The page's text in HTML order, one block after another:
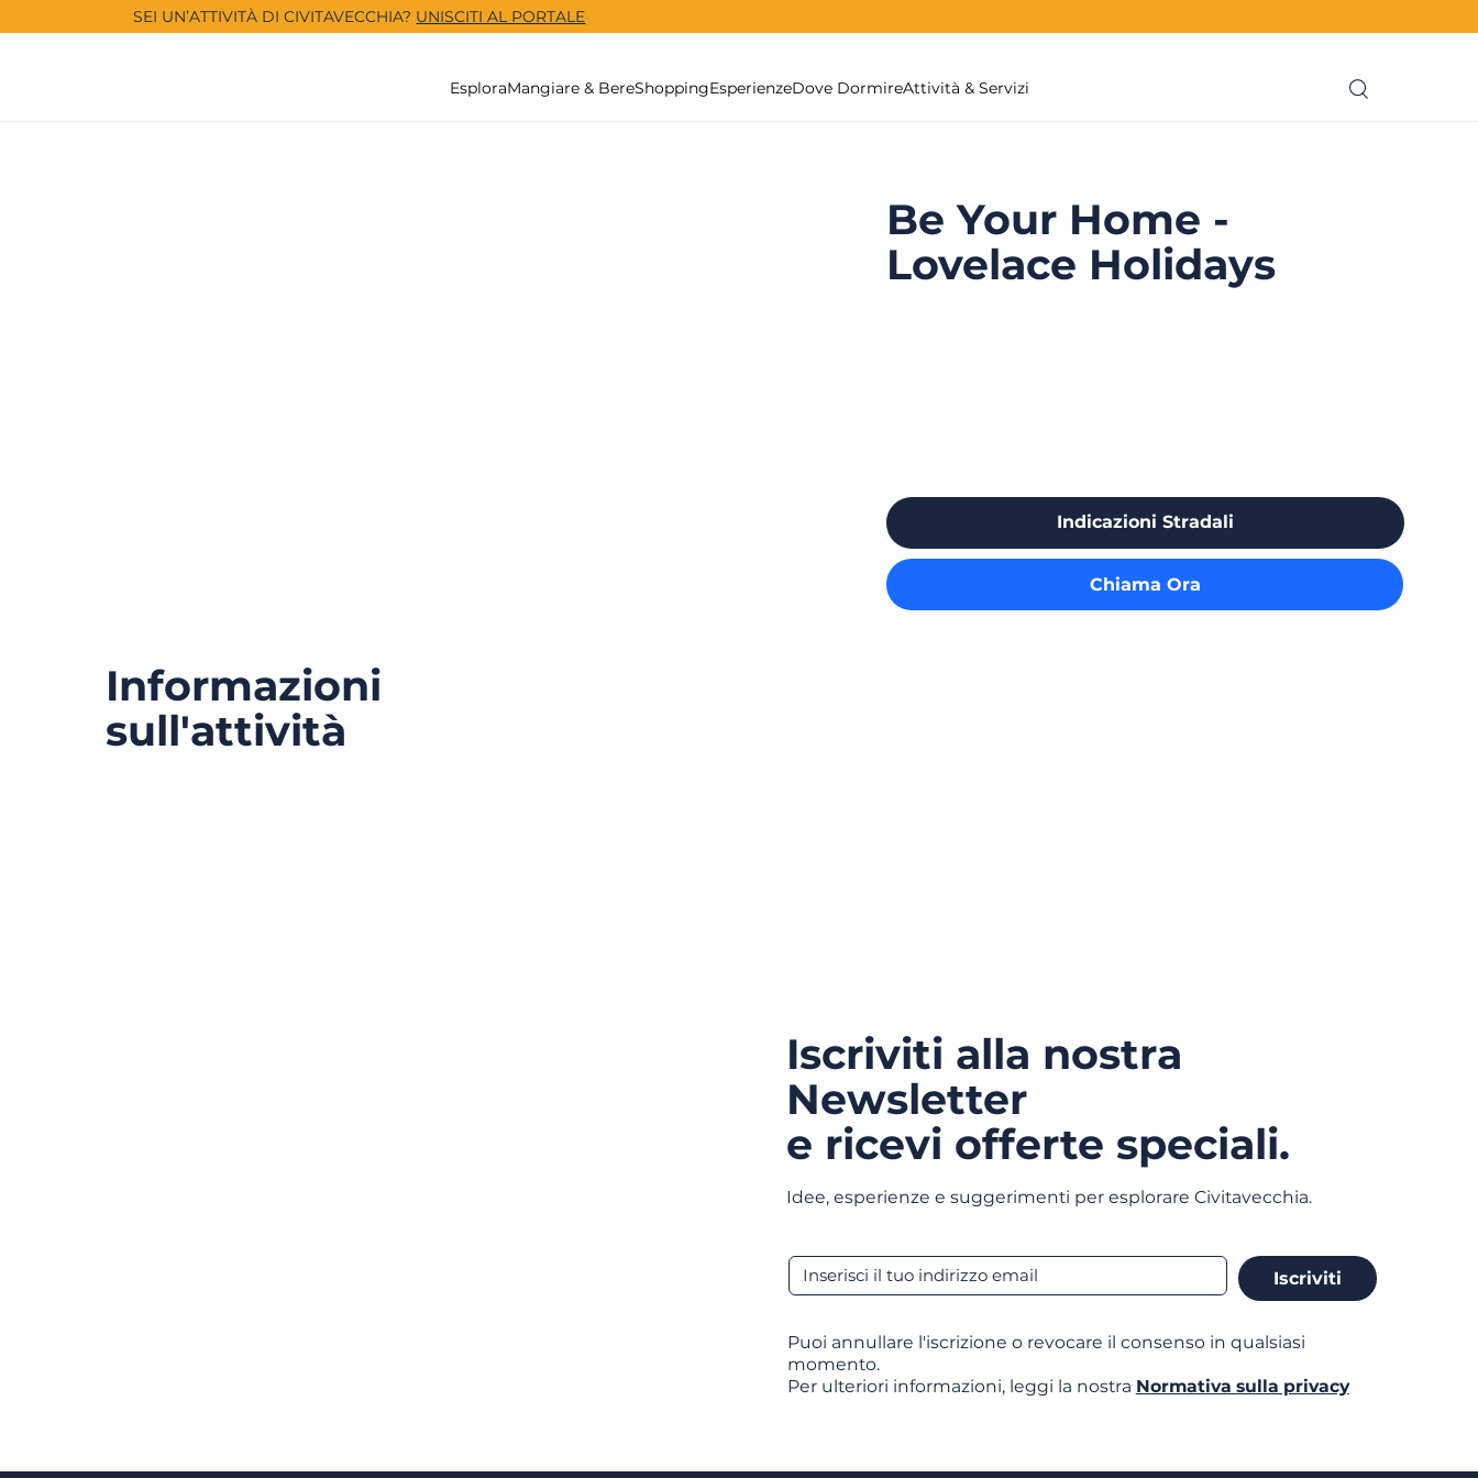
SEI UN’ATTIVITÀ DI CIVITAVECCHIA? UNISCITI AL PORTALE
EsploraMangiare & BereShoppingEsperienzeDove DormireAttività & Servizi
Be Your Home -
Lovelace Holidays
Indicazioni Stradali
Chiama Ora
Informazioni
sull'attività
Iscriviti alla nostra
Newsletter
e ricevi offerte speciali.
Idee, esperienze e suggerimenti per esplorare Civitavecchia.
Iscriviti
Puoi annullare l'iscrizione o revocare il consenso in qualsiasi
momento.
Per ulteriori informazioni, leggi la nostra Normativa sulla privacy